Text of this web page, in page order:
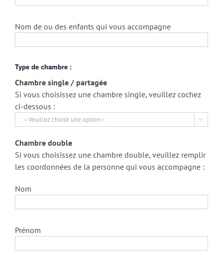
Nom de ou des enfants qui vous accompagne
Type de chambre :
Chambre single / partagée
Si vous choisissez une chambre single, veuillez cochez
ci-dessous :

Chambre double
Si vous choisissez une chambre double, veuillez remplir
les coordonnées de la personne qui vous accompagne :
Nom
Prénom